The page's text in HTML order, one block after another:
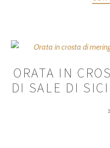
ORATA IN
DI SALE DI